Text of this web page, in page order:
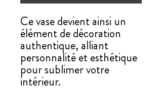
Ce vase devient ainsi un
élément de décoration
authentique, alliant
personnalité et esthétique
pour sublimer votre
intérieur.